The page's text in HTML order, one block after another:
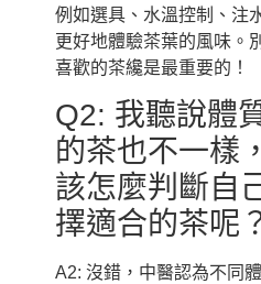
例如選具、水溫控制、注
更好地體驗茶葉的風味。
喜歡的茶纔是最重要的！
Q2: 我聽說體
的茶也不一樣
該怎麼判斷自
擇適合的茶呢
A2: 沒錯，中醫認為不同